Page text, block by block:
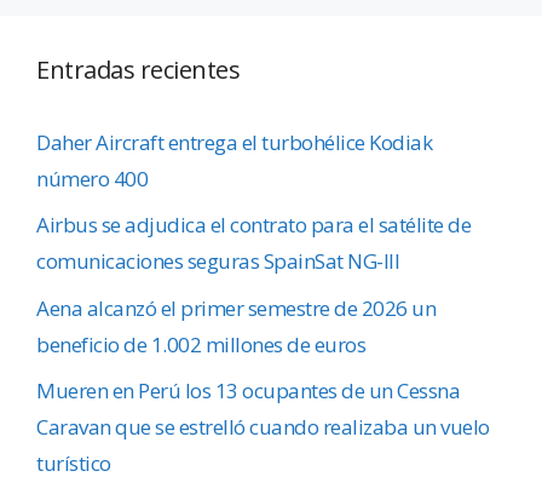
Entradas recientes
Daher Aircraft entrega el turbohélice Kodiak
número 400
Airbus se adjudica el contrato para el satélite de
comunicaciones seguras SpainSat NG-III
Aena alcanzó el primer semestre de 2026 un
beneficio de 1.002 millones de euros
Mueren en Perú los 13 ocupantes de un Cessna
Caravan que se estrelló cuando realizaba un vuelo
turístico